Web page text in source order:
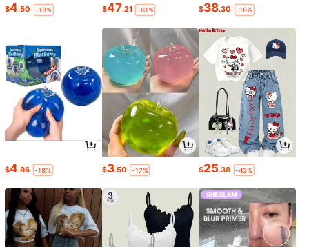
$4.50 -18% $47.21 -61% $38.30 -18%
$4.86 -18% $3.50 -17% $25.38 -42%